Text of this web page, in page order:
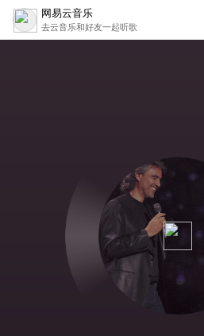
网易云音乐
去云音乐和好友一起听歌